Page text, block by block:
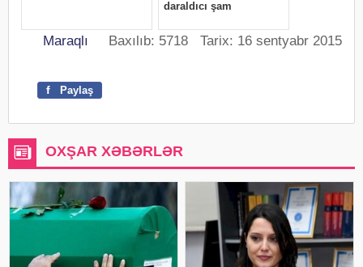
Maraqlı Baxılıb: 5718 Tarix: 16 sentyabr 2015
f Paylaş
OXŞAR XƏBƏRLƏR